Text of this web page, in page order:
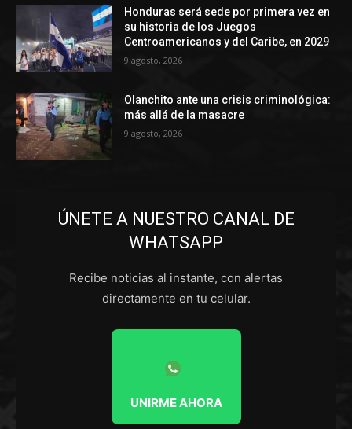
Honduras será sede por primera vez en
su historia de los Juegos
Centroamericanos y del Caribe, en 2029
9 agosto, 2026
Olanchito ante una crisis criminológica:
más allá de la masacre
9 agosto, 2026
ÚNETE A NUESTRO CANAL DE
WHATSAPP
Recibe noticias al instante, con alertas
directamente en tu celular.
UNIRME AHORA